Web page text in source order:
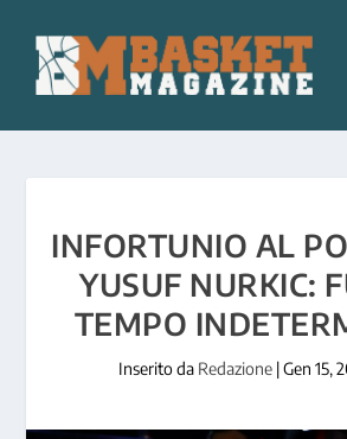
INFORTUNIO AL
YUSUF NURKIC:
TEMPO
Inserito da Redazione|Gen 15,